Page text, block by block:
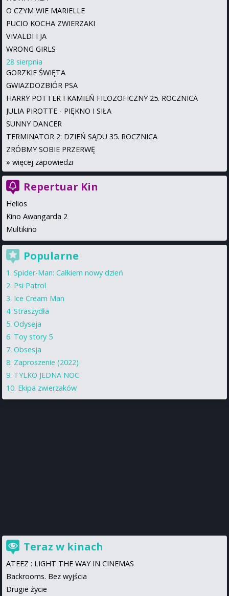
O CZYM WIE MARIELLE
PUCIO KOCHA ZWIERZAKI
VIVALDI I JA
WRONG GIRLS
28 sierpnia
GORZKIE ŚWIĘTA
GWIAZDOZBIÓR PSA
HARRY POTTER I KAMIEŃ FILOZOFICZNY 25. ROCZNICA
JULIA PIROTTE - PIĘKNO I SIŁA
SUNNY DANCER
TERMINATOR 2: DZIEŃ SĄDU 35. ROCZNICA
ZRÓBMY SOBIE PRZERWĘ
» więcej zapowiedzi
Repertuar Kin
Helios
Kino Awangarda 2
Multikino
Popularne
Spider-Man: Całkiem nowy dzień
Psi Patrol
Ice Cream Man
Straszydła
Odyseja
Toy story 5
Obsesja
Zaproszenie (2022)
TYLKO JEDNA NOC
Ekipa zwierzaków
Teraz w kinach
ATEEZ : LIGHT THE WAY IN CINEMAS
Backrooms. Bez wyjścia
Drugie życie